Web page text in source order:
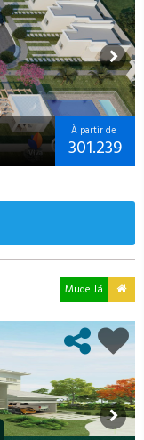
À partir de
301.239
Mude Já